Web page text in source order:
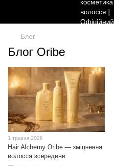
Блог
Блог Oribe
1 травня 2026
Hair Alchemy Oribe — зміцнення
волосся зсередини